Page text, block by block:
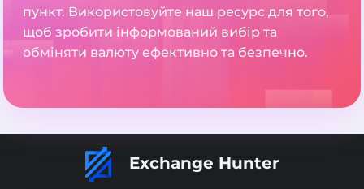
пункт. Використовуйте наш ресурс для того,
щоб зробити інформований вибір та
обміняти валюту ефективно та безпечно.
Exchange Hunter